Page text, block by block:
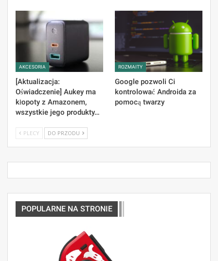
AKCESORIA
[Aktualizacja:
Oświadczenie] Aukey ma
kłopoty z Amazonem,
wszystkie jego produkty…
ROZMAITY
Google pozwoli Ci
kontrolować Androida za
pomocą twarzy
PLECY DO PRZODU
POPULARNE NA STRONIE